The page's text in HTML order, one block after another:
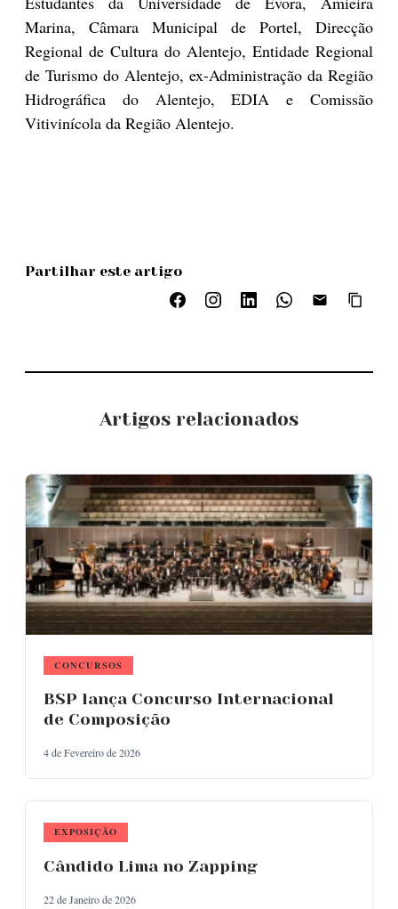
Marina, Câmara Municipal de Portel, Direcção
Regional de Cultura do Alentejo, Entidade Regional
de Turismo do Alentejo, ex-Administração da Região
Hidrográfica do Alentejo, EDIA e Comissão
Vitivinícola da Região Alentejo.
Partilhar este artigo
Artigos relacionados
CONCURSOS
BSP lança Concurso Internacional
de Composição
4 de Fevereiro de 2026
EXPOSIÇÃO
Cândido Lima no Zapping
22 de Janeiro de 2026